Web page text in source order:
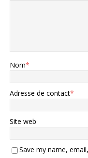
Nom*
Adresse de contact*
Site web
Save my name,